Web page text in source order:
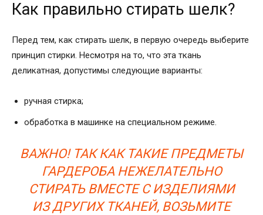
Как правильно стирать шелк?
Перед тем, как стирать шелк, в первую очередь выберите
принцип стирки. Несмотря на то, что эта ткань
деликатная, допустимы следующие варианты:
ручная стирка;
обработка в машинке на специальном режиме.
ВАЖНО! ТАК КАК ТАКИЕ ПРЕДМЕТЫ
ГАРДЕРОБА НЕЖЕЛАТЕЛЬНО
СТИРАТЬ ВМЕСТЕ С ИЗДЕЛИЯМИ
ИЗ ДРУГИХ ТКАНЕЙ, ВОЗЬМИТЕ